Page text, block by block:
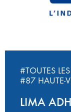
#TOUTES
#87 HAUTE-
LIMA